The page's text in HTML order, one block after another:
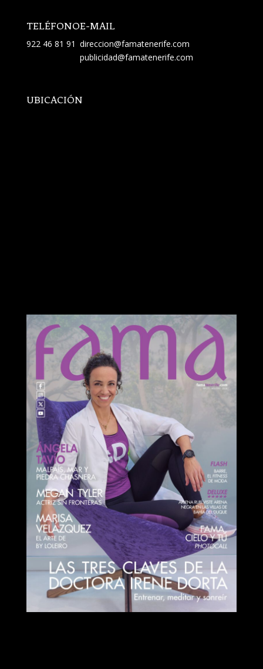
TELÉFONO
922 46 81 91
E-MAIL
direccion@famatenerife.com
publicidad@famatenerife.com
UBICACIÓN